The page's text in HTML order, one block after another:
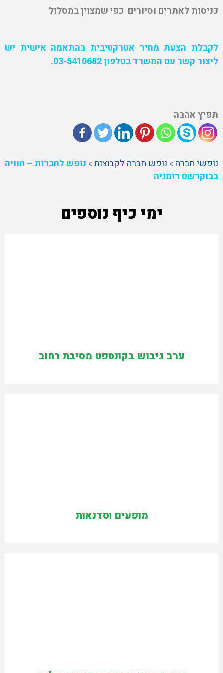
כניסות לאתרים וסיורים כפי שמצוין במסלול
לקבלת הצעת מחיר אטרקטיבית בהתאמה אישית יש
ליצור קשר עם המשרד בטלפון 03-5410682
.
תפיץ אהבה
נופשי חברה» נופש חברה לקבוצות» נופש לחברות – חוויה
בבוקרשט רומניה
ימי כיף נוספים
ערב גיבוש בקונספט מסיבת רחוב
מופעים וסדנאות